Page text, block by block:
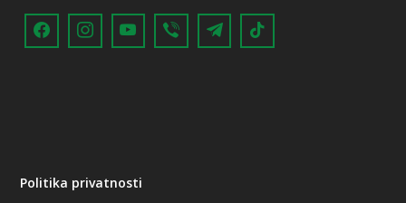
Politika privatnosti